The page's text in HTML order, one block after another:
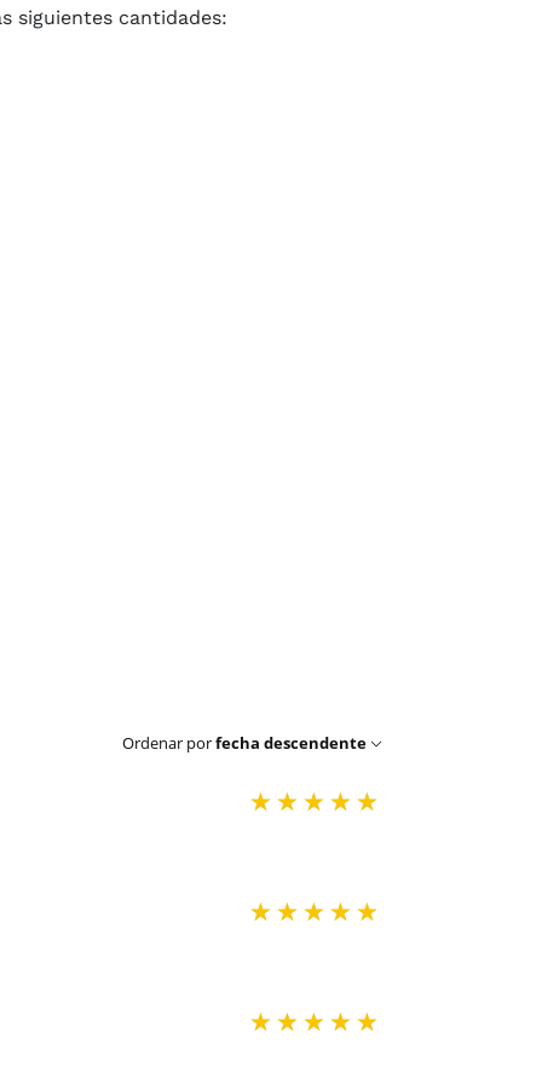
siguientes cantidades:
Ordenar porfecha descendente